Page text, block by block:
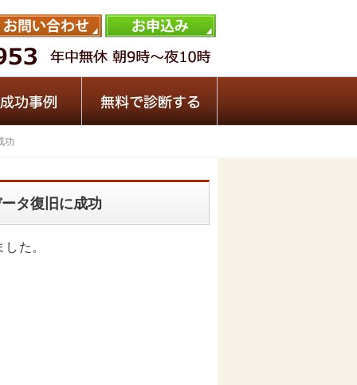
功
タ復旧に成功
た。